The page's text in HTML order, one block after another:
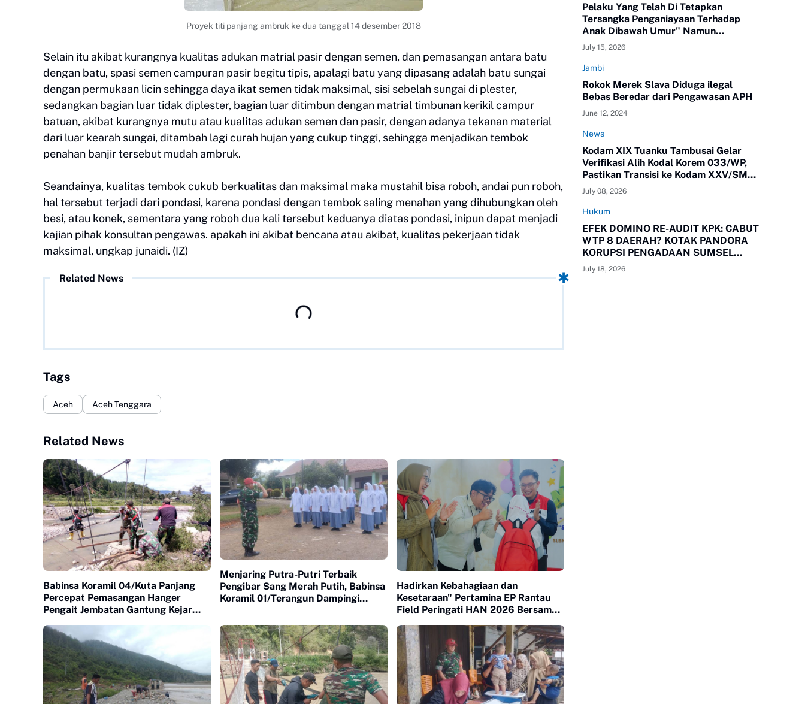
Proyek titi panjang ambruk ke dua tanggal 14 desember 2018
Selain itu akibat kurangnya kualitas adukan matrial pasir dengan semen, dan pemasangan antara batu
dengan batu, spasi semen campuran pasir begitu tipis, apalagi batu yang dipasang adalah batu sungai
dengan permukaan licin sehingga daya ikat semen tidak maksimal, sisi sebelah sungai di plester,
sedangkan bagian luar tidak diplester, bagian luar ditimbun dengan matrial timbunan kerikil campur
batuan, akibat kurangnya mutu atau kualitas adukan semen dan pasir, dengan adanya tekanan material
dari luar kearah sungai, ditambah lagi curah hujan yang cukup tinggi, sehingga menjadikan tembok
penahan banjir tersebut mudah ambruk.
Seandainya, kualitas tembok cukub berkualitas dan maksimal maka mustahil bisa roboh, andai pun roboh,
hal tersebut terjadi dari pondasi, karena pondasi dengan tembok saling menahan yang dihubungkan oleh
besi, atau konek, sementara yang roboh dua kali tersebut keduanya diatas pondasi, inipun dapat menjadi
kajian pihak konsultan pengawas. apakah ini akibat bencana atau akibat, kualitas pekerjaan tidak
maksimal, ungkap junaidi. (IZ)
Related News
Tags
Aceh Aceh Tenggara
Related News
Babinsa Koramil 04/Kuta Panjang
Percepat Pemasangan Hanger
Pengait Jembatan Gantung Kejar
Menjaring Putra-Putri Terbaik
Pengibar Sang Merah Putih, Babinsa
Koramil 01/Terangun Dampingi
Hadirkan Kebahagiaan dan
Kesetaraan" Pertamina EP Rantau
Field Peringati HAN 2026 Bersama
Pelaku Yang Telah Di Tetapkan
Tersangka Penganiayaan Terhadap
Anak Dibawah Umur" Namun
Melenggang Bebas Keluar Dari Polres
ATAM
July 15, 2026
Jambi
Rokok Merek Slava Diduga ilegal
Bebas Beredar dari Pengawasan APH
June 12, 2024
News
Kodam XIX Tuanku Tambusai Gelar
Verifikasi Alih Kodal Korem 033/WP,
Pastikan Transisi ke Kodam XXV/SMR
Berjalan Optimal
July 08, 2026
Hukum
EFEK DOMINO RE-AUDIT KPK: CABUT
WTP 8 DAERAH? KOTAK PANDORA
KORUPSI PENGADAAN SUMSEL
RESMI TERBUKA!
July 18, 2026